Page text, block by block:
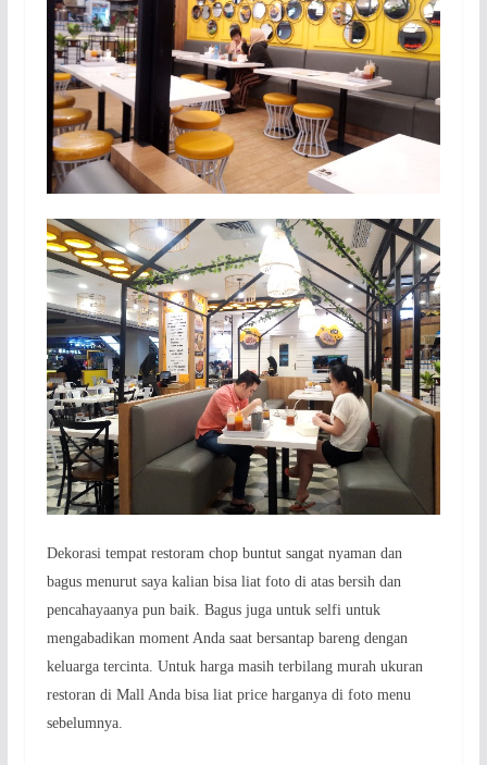
Dekorasi tempat restoram chop buntut sangat nyaman dan
bagus menurut saya kalian bisa liat foto di atas bersih dan
pencahayaanya pun baik. Bagus juga untuk selfi untuk
mengabadikan moment Anda saat bersantap bareng dengan
keluarga tercinta. Untuk harga masih terbilang murah ukuran
restoran di Mall Anda bisa liat price harganya di foto menu
sebelumnya.